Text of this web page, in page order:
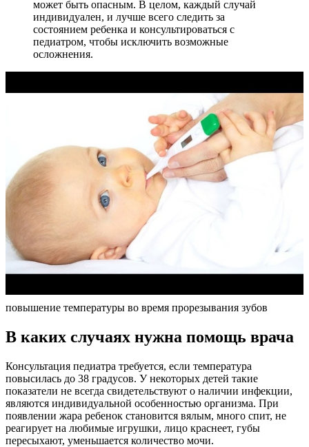
может быть опасным. В целом, каждый случай
индивидуален, и лучше всего следить за
состоянием ребенка и консультироваться с
педиатром, чтобы исключить возможные
осложнения.
повышение температуры во время прорезывания зубов
В каких случаях нужна помощь врача
Консультация педиатра требуется, если температура
повысилась до 38 градусов. У некоторых детей такие
показатели не всегда свидетельствуют о наличии инфекции,
являются индивидуальной особенностью организма. При
появлении жара ребенок становится вялым, много спит, не
реагирует на любимые игрушки, лицо краснеет, губы
пересыхают, уменьшается количество мочи.